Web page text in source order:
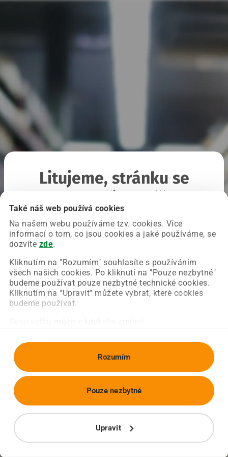
Také náš web používá cookies
Na našem webu používáme tzv. cookies. Více
informací o tom, co jsou cookies a jaké používáme, se
dozvíte zde.
Kliknutím na "Rozumím" souhlasíte s používáním
všech našich cookies. Po kliknutí na "Pouze nezbytné"
budeme používat pouze nezbytné technické cookies.
Kliknutím na "Upravit" můžete vybrat, které cookies
budeme používat.
Rozumím
Upravit
Pouze nezbytné
Litujeme, stránku se
Chyba nastala na naší straně a už ji opravujeme.
Zkuste prosím znovu načíst požadovanou stránku.
Obnovit stránku Úvodní strana